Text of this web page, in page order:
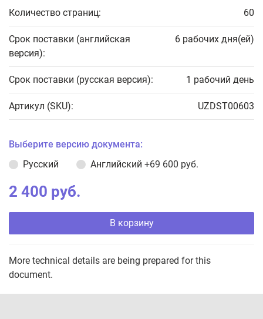
Количество страниц: 60
Срок поставки (английская
версия):
6 рабочих дня(ей)
Срок поставки (русская версия): 1 рабочий день
Артикул (SKU): UZDST00603
Выберите версию документа:
Русский
Английский +69 600 руб.
2 400 руб.
В корзину
More technical details are being prepared for this
document.